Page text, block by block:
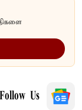
Follow Us